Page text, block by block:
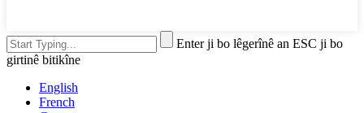
Enter ji bo lêgerînê an ESC ji bo
girtinê bitikîne
English
French